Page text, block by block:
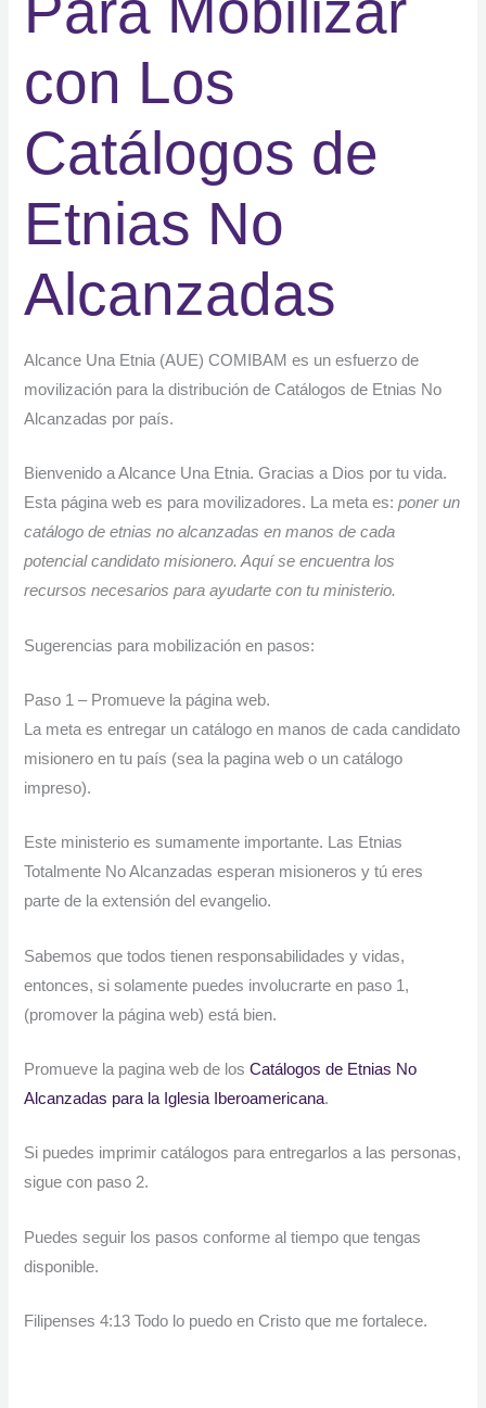
con Los
Catálogos de
Etnias No
Alcanzadas
Alcance Una Etnia (AUE) COMIBAM es un esfuerzo de
movilización para la distribución de Catálogos de Etnias No
Alcanzadas por país.
Bienvenido a Alcance Una Etnia. Gracias a Dios por tu vida.
Esta página web es para movilizadores. La meta es: poner un
catálogo de etnias no alcanzadas en manos de cada
potencial candidato misionero. Aquí se encuentra los
recursos necesarios para ayudarte con tu ministerio.
Sugerencias para mobilización en pasos:
Paso 1 – Promueve la página web.
La meta es entregar un catálogo en manos de cada candidato
misionero en tu país (sea la pagina web o un catálogo
impreso).
Este ministerio es sumamente importante. Las Etnias
Totalmente No Alcanzadas esperan misioneros y tú eres
parte de la extensión del evangelio.
Sabemos que todos tienen responsabilidades y vidas,
entonces, si solamente puedes involucrarte en paso 1,
(promover la página web) está bien.
Promueve la pagina web de losCatálogos de Etnias No
Alcanzadas para la Iglesia Iberoamericana.
Si puedes imprimir catálogos para entregarlos a las personas,
sigue con paso 2.
Puedes seguir los pasos conforme al tiempo que tengas
disponible.
Filipenses 4:13 Todo lo puedo en Cristo que me fortalece.